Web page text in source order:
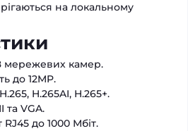
на локальному
мережевих камер.
до 12MP.
H.265AI, H.265+.
та VGA.
до 1000 Мбіт.